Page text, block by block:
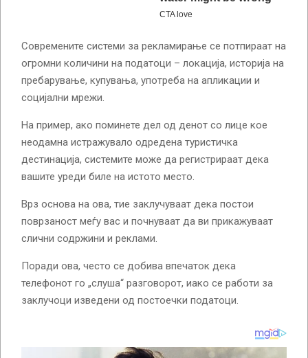
Современите системи за рекламирање се потпираат на
огромни количини на податоци – локација, историја на
пребарување, купувања, употреба на апликации и
социјални мрежи.
На пример, ако поминете дел од денот со лице кое
неодамна истражувало одредена туристичка
дестинација, системите може да регистрираат дека
вашите уреди биле на истото место.
Врз основа на ова, тие заклучуваат дека постои
поврзаност меѓу вас и почнуваат да ви прикажуваат
слични содржини и реклами.
Поради ова, често се добива впечаток дека
телефонот го „слуша“ разговорот, иако се работи за
заклучоци изведени од постоечки податоци.